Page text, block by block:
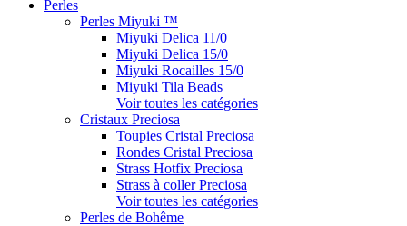
Perles
Perles Miyuki ™
Miyuki Delica 11/0
Miyuki Delica 15/0
Miyuki Rocailles 15/0
Miyuki Tila Beads
Voir toutes les catégories
Cristaux Preciosa
Toupies Cristal Preciosa
Rondes Cristal Preciosa
Strass Hotfix Preciosa
Strass à coller Preciosa
Voir toutes les catégories
Perles de Bohême